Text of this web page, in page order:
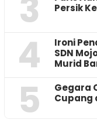
3
Persik
4
Ironi
SDN
Murid
5
‎Gegara
Cupang